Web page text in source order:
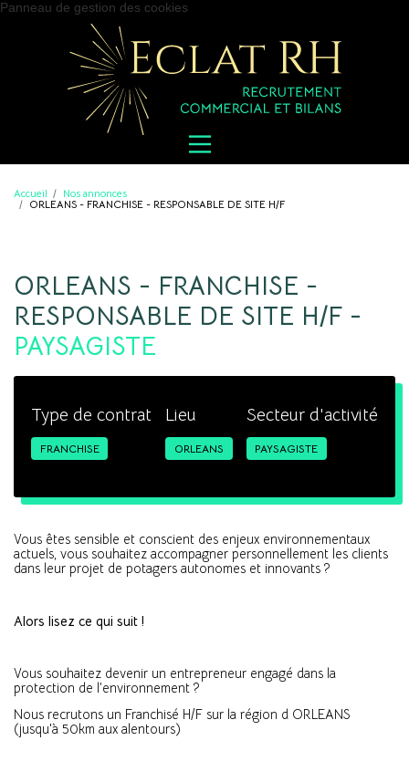
Accueil
Nos annonces
ORLEANS - FRANCHISE - RESPONSABLE DE SITE H/F
ORLEANS - FRANCHISE -
RESPONSABLE DE SITE H/F -
PAYSAGISTE
Type de contrat
FRANCHISE
Lieu
ORLEANS
Secteur d'activité
PAYSAGISTE
Vous êtes sensible et conscient des enjeux environnementaux
actuels, vous souhaitez accompagner personnellement les clients
dans leur projet de potagers autonomes et innovants ?
Alors lisez ce qui suit !
Vous souhaitez devenir un entrepreneur engagé dans la
protection de l’environnement ?
Nous recrutons un Franchisé H/F sur la région d ORLEANS
(jusqu'à 50km aux alentours)
Panneau de gestion des cookies